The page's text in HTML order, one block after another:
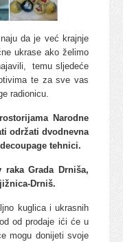
da je već krajnje
ukrase ako želimo
temu sljedeće
te za sve vas
radionicu.
Narodne
održati dvodnevna
tehnici.
Grada Drniša,
Drniš.
kuglica i ukrasnih
od prodaje ići će u
mogu donijeti svoje